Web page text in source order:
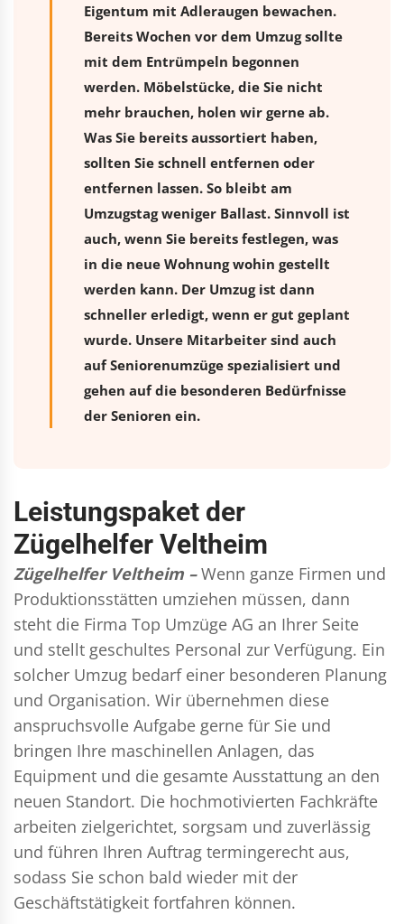
Eigentum mit Adleraugen bewachen.
Bereits Wochen vor dem Umzug sollte
mit dem Entrümpeln begonnen
werden. Möbelstücke, die Sie nicht
mehr brauchen, holen wir gerne ab.
Was Sie bereits aussortiert haben,
sollten Sie schnell entfernen oder
entfernen lassen. So bleibt am
Umzugstag weniger Ballast. Sinnvoll ist
auch, wenn Sie bereits festlegen, was
in die neue Wohnung wohin gestellt
werden kann. Der Umzug ist dann
schneller erledigt, wenn er gut geplant
wurde. Unsere Mitarbeiter sind auch
auf Seniorenumzüge spezialisiert und
gehen auf die besonderen Bedürfnisse
der Senioren ein.
Leistungspaket der
Zügelhelfer Veltheim
Zügelhelfer Veltheim – Wenn ganze Firmen und
Produktionsstätten umziehen müssen, dann
steht die Firma Top Umzüge AG an Ihrer Seite
und stellt geschultes Personal zur Verfügung. Ein
solcher Umzug bedarf einer besonderen Planung
und Organisation. Wir übernehmen diese
anspruchsvolle Aufgabe gerne für Sie und
bringen Ihre maschinellen Anlagen, das
Equipment und die gesamte Ausstattung an den
neuen Standort. Die hochmotivierten Fachkräfte
arbeiten zielgerichtet, sorgsam und zuverlässig
und führen Ihren Auftrag termingerecht aus,
sodass Sie schon bald wieder mit der
Geschäftstätigkeit fortfahren können.